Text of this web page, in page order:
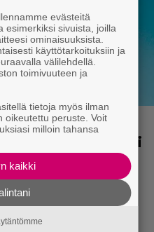
elokuvaa Fall
– ikäraja täytyi
evästeitä
esimerkiksi sivuista, joilla
ominaisuuksista.
käyttötarkoituksiin ja
välilehdellä.
toimivuuteen ja
tietoja myös ilman
oikeutettu peruste. Voit
milloin tahansa
kaikki